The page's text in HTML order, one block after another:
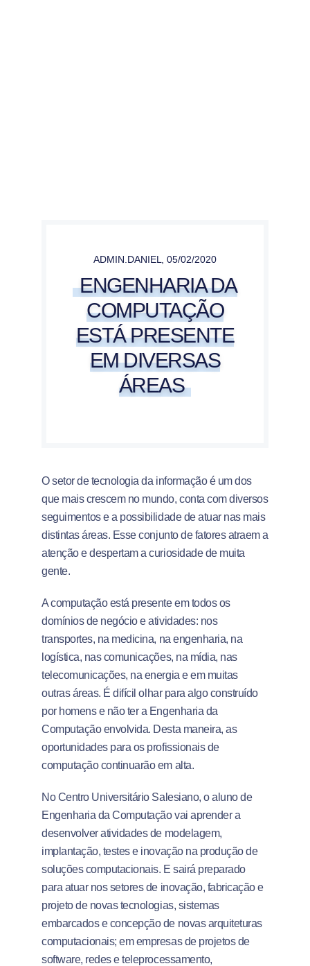
ADMIN.DANIEL ,05/02/2020
ENGENHARIA DA
COMPUTAÇÃO
ESTÁ PRESENTE
EM DIVERSAS
ÁREAS
O setor de tecnologia da informação é um dos
que mais crescem no mundo, conta com diversos
seguimentos e a possibilidade de atuar nas mais
distintas áreas. Esse conjunto de fatores atraem a
atenção e despertam a curiosidade de muita
gente.
A computação está presente em todos os
domínios de negócio e atividades: nos
transportes, na medicina, na engenharia, na
logística, nas comunicações, na mídia, nas
telecomunicações, na energia e em muitas
outras áreas. É difícil olhar para algo construído
por homens e não ter a Engenharia da
Computação envolvida. Desta maneira, as
oportunidades para os profissionais de
computação continuarão em alta.
No Centro Universitário Salesiano, o aluno de
Engenharia da Computação vai aprender a
desenvolver atividades de modelagem,
implantação, testes e inovação na produção de
soluções computacionais. E sairá preparado
para atuar nos setores de inovação, fabricação e
projeto de novas tecnologias, sistemas
embarcados e concepção de novas arquiteturas
computacionais; em empresas de projetos de
software, redes e teleprocessamento,